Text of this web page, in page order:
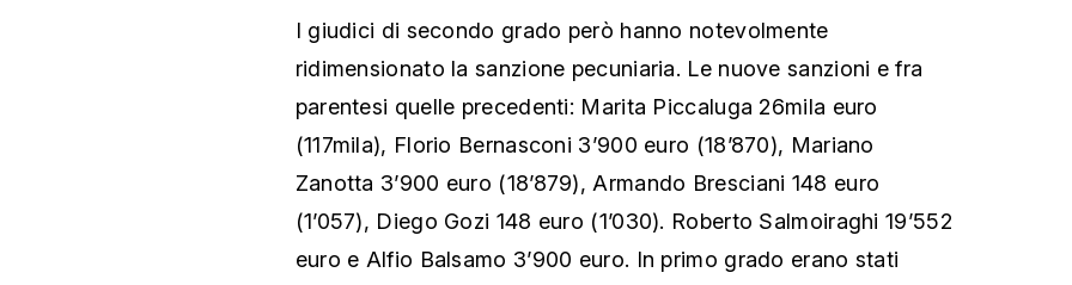
I giudici di secondo grado però hanno notevolmente
ridimensionato la sanzione pecuniaria. Le nuove sanzioni e fra
parentesi quelle precedenti: Marita Piccaluga 26mila euro
(117mila), Florio Bernasconi 3’900 euro (18’870), Mariano
Zanotta 3’900 euro (18’879), Armando Bresciani 148 euro
(1’057), Diego Gozi 148 euro (1’030). Roberto Salmoiraghi 19’552
euro e Alfio Balsamo 3’900 euro. In primo grado erano stati